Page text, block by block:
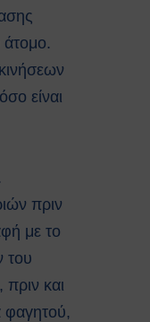
άτομο.
είναι
πριν
με το
του
πριν και
φαγητού,